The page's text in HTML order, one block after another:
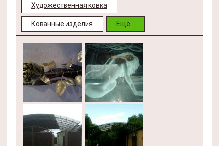
Художественная ковка
Кованные изделия Еще...